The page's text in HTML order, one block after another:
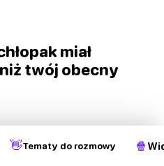
miał
twój obecny
fantazjowałeś o
👋Tematy do rozmowy 🍿